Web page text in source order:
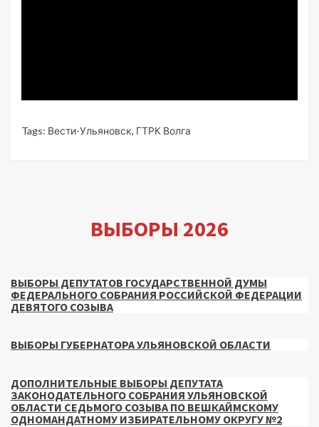
Tags: Вести-Ульяновск, ГТРК Волга
ВЫБОРЫ 2026
ВЫБОРЫ ДЕПУТАТОВ ГОСУДАРСТВЕННОЙ ДУМЫ
ФЕДЕРАЛЬНОГО СОБРАНИЯ РОССИЙСКОЙ ФЕДЕРАЦИИ
ДЕВЯТОГО СОЗЫВА
ВЫБОРЫ ГУБЕРНАТОРА УЛЬЯНОВСКОЙ ОБЛАСТИ
ДОПОЛНИТЕЛЬНЫЕ ВЫБОРЫ ДЕПУТАТА
ЗАКОНОДАТЕЛЬНОГО СОБРАНИЯ УЛЬЯНОВСКОЙ
ОБЛАСТИ СЕДЬМОГО СОЗЫВА ПО ВЕШКАЙМСКОМУ
ОДНОМАНДАТНОМУ ИЗБИРАТЕЛЬНОМУ ОКРУГУ №2